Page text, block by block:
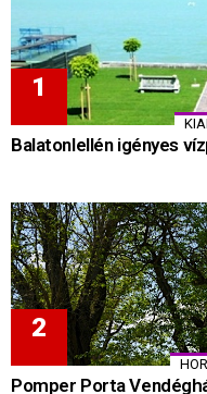
Balatonlellén igényes
Pomper Porta